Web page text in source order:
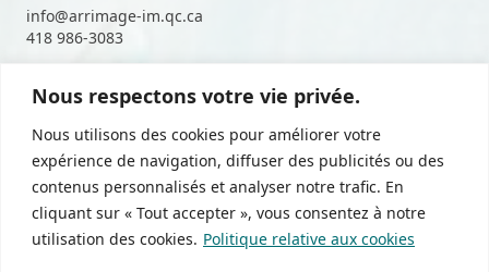
Nous respectons votre vie privée.
Nous utilisons des cookies pour améliorer votre
expérience de navigation, diffuser des publicités ou des
contenus personnalisés et analyser notre trafic. En
cliquant sur « Tout accepter », vous consentez à notre
utilisation des cookies. Politique relative aux cookies
info@arrimage-im.qc.ca
418 986-3083
Suivez-nous sur les médias
sociaux